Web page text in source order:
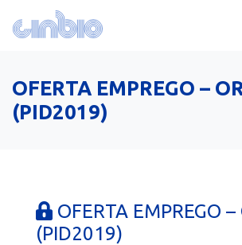
OFERTA EMPREGO –
(PID2019)
OFERTA EMPREGO –
(PID2019)